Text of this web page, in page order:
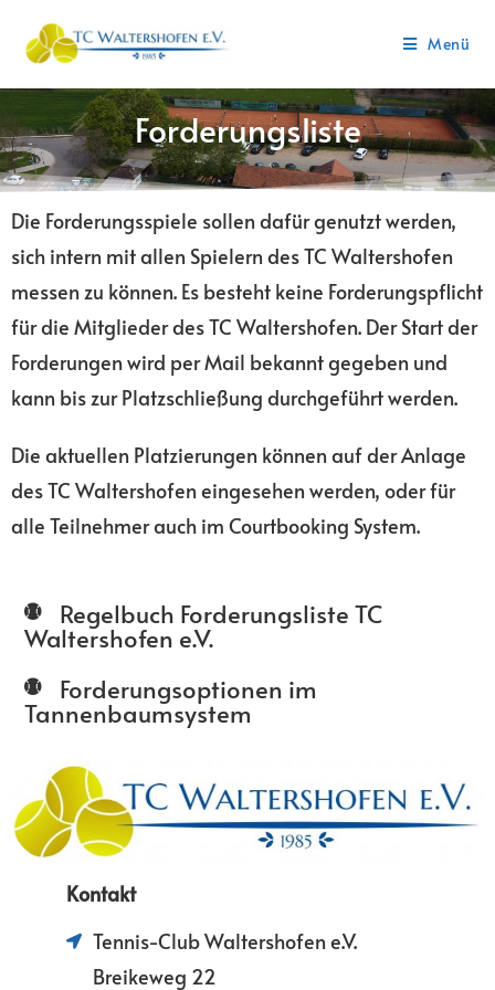
Menü
Forderungsliste
Die Forderungsspiele sollen dafür genutzt werden,
sich intern mit allen Spielern des TC Waltershofen
messen zu können. Es besteht keine Forderungspflicht
für die Mitglieder des TC Waltershofen. Der Start der
Forderungen wird per Mail bekannt gegeben und
kann bis zur Platzschließung durchgeführt werden.
Die aktuellen Platzierungen können auf der Anlage
des TC Waltershofen eingesehen werden, oder für
alle Teilnehmer auch im Courtbooking System.
Regelbuch Forderungsliste TC
Waltershofen e.V.
Forderungsoptionen im
Tannenbaumsystem
Kontakt
Tennis-Club Waltershofen e.V.
Breikeweg 22